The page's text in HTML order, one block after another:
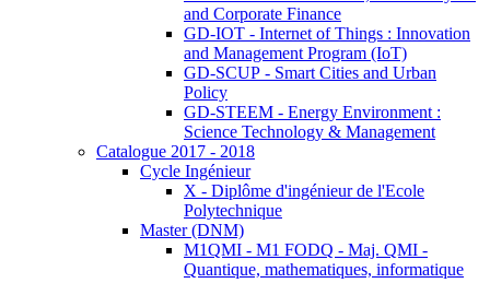
and Corporate Finance
GD-IOT - Internet of Things : Innovation
and Management Program (IoT)
GD-SCUP - Smart Cities and Urban
Policy
GD-STEEM - Energy Environment :
Science Technology & Management
Catalogue 2017 - 2018
Cycle Ingénieur
X - Diplôme d'ingénieur de l'Ecole
Polytechnique
Master (DNM)
M1QMI - M1 FODQ - Maj. QMI -
Quantique, mathematiques, informatique